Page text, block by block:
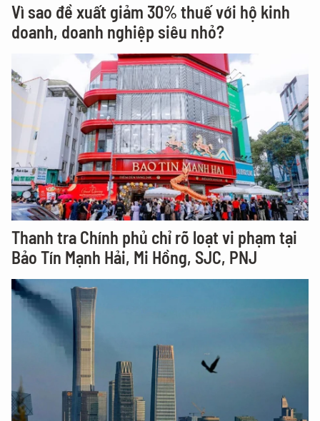
Vì sao đề xuất giảm 30% thuế với hộ kinh
doanh, doanh nghiệp siêu nhỏ?
Thanh tra Chính phủ chỉ rõ loạt vi phạm tại
Bảo Tín Mạnh Hải, Mi Hồng, SJC, PNJ